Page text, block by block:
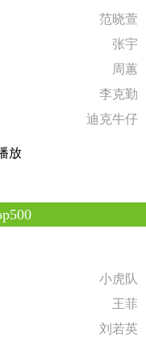
范晓萱
张宇
周蕙
李克勤
迪克牛仔
放
小虎队
王菲
刘若英